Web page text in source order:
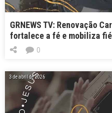
GRNEWS TV: Renovação
fortalece a fé e mobiliza
0
3 de abril de 2026